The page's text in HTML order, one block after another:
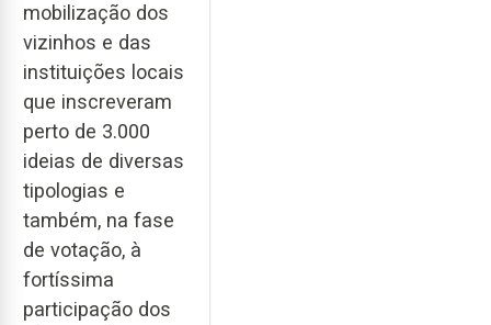
mobilização dos
vizinhos e das
instituições locais
que inscreveram
perto de 3.000
ideias de diversas
tipologias e
também, na fase
de votação, à
fortíssima
participação dos